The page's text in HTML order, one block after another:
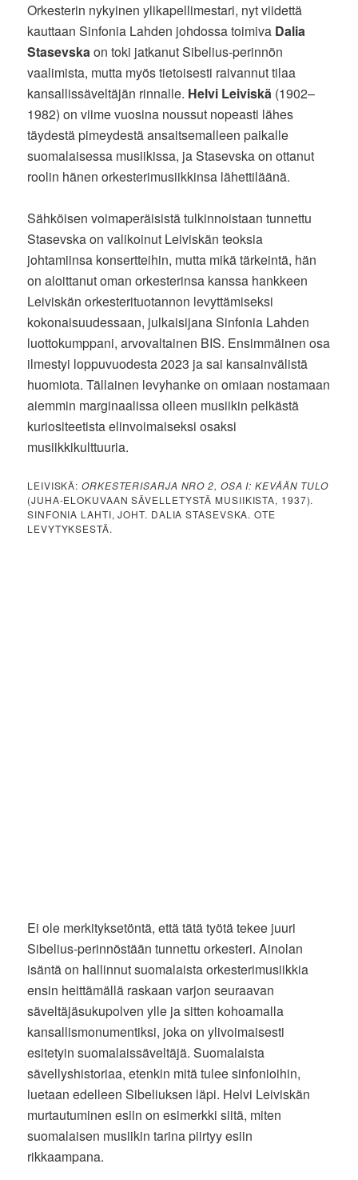
Orkesterin nykyinen ylikapellimestari, nyt viidettä
kauttaan Sinfonia Lahden johdossa toimiva Dalia
Stasevskaon toki jatkanut Sibelius-perinnön
vaalimista, mutta myös tietoisesti raivannut tilaa
kansallissäveltäjän rinnalle. Helvi Leiviskä (1902–
1982) on viime vuosina noussut nopeasti lähes
täydestä pimeydestä ansaitsemalleen paikalle
suomalaisessa musiikissa, ja Stasevska on ottanut
roolin hänen orkesterimusiikkinsa lähettiläänä.
Sähköisen voimaperäisistä tulkinnoistaan tunnettu
Stasevska on valikoinut Leiviskän teoksia
johtamiinsa konsertteihin, mutta mikä tärkeintä, hän
on aloittanut oman orkesterinsa kanssa hankkeen
Leiviskän orkesterituotannon levyttämiseksi
kokonaisuudessaan, julkaisijana Sinfonia Lahden
luottokumppani, arvovaltainen BIS. Ensimmäinen osa
ilmestyi loppuvuodesta 2023 ja sai kansainvälistä
huomiota. Tällainen levyhanke on omiaan nostamaan
aiemmin marginaalissa olleen musiikin pelkästä
kuriositeetista elinvoimaiseksi osaksi
musiikkikulttuuria.
LEIVISKÄ:ORKESTERISARJA NRO 2, OSA I: KEVÄÄN TULO
(JUHA-ELOKUVAAN SÄVELLETYSTÄ MUSIIKISTA, 1937).
SINFONIA LAHTI, JOHT. DALIA STASEVSKA. OTE
LEVYTYKSESTÄ.
Ei ole merkityksetöntä, että tätä työtä tekee juuri
Sibelius-perinnöstään tunnettu orkesteri. Ainolan
isäntä on hallinnut suomalaista orkesterimusiikkia
ensin heittämällä raskaan varjon seuraavan
säveltäjäsukupolven ylle ja sitten kohoamalla
kansallismonumentiksi, joka on ylivoimaisesti
esitetyin suomalaissäveltäjä. Suomalaista
sävellyshistoriaa, etenkin mitä tulee sinfonioihin,
luetaan edelleen Sibeliuksen läpi. Helvi Leiviskän
murtautuminen esiin on esimerkki siitä, miten
suomalaisen musiikin tarina piirtyy esiin
rikkaampana.